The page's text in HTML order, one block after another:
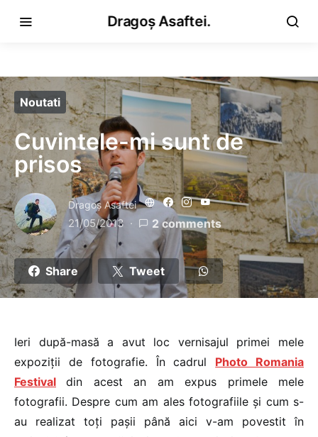
Dragoș Asaftei.
Noutati
Cuvintele-mi sunt de
prisos
Dragoş Asaftei
21/05/2013 2 comments
Share Tweet
Ieri după-masă a avut loc vernisajul primei mele
expoziții de fotografie. În cadrul Photo Romania
Festival
din acest an am expus primele mele
fotografii. Despre cum am ales fotografiile și cum s-
au realizat toți pașii până aici v-am povestit în